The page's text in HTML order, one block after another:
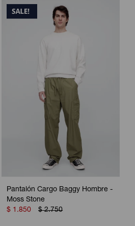
Pantalón Cargo Baggy Hombre -
Moss Stone
$ 1.850 $ 2.750